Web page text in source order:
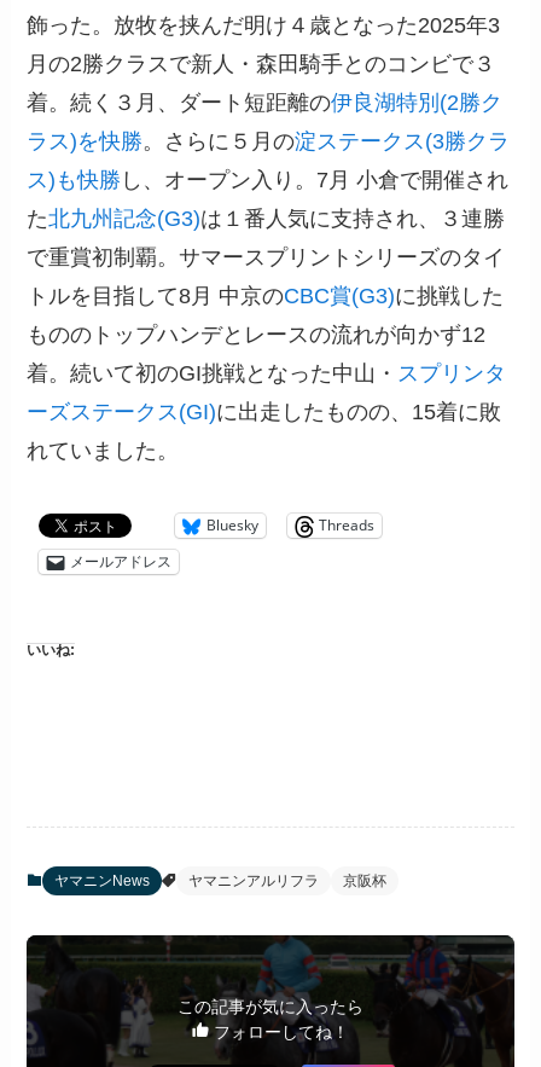
飾った。放牧を挟んだ明け４歳となった2025年3
月の2勝クラスで新人・森田騎手とのコンビで３
着。続く３月、ダート短距離の伊良湖特別(2勝ク
ラス)を快勝。さらに５月の淀ステークス(3勝クラ
ス)も快勝 し、オープン入り。7月 小倉で開催され
た北九州記念(G3)は１番人気に支持され、３連勝
で重賞初制覇。サマースプリントシリーズのタイ
トルを目指して8月 中京のCBC賞(G3)に挑戦した
もののトップハンデとレースの流れが向かず12
着。続いて初のGI挑戦となった中山・ スプリンタ
ーズステークス(GI)に出走したものの、15着に敗
れていました。
Bluesky
Threads
メールアドレス
いいね:
ヤマニンNews ヤマニンアルリフラ 京阪杯
この記事が気に入ったら
フォローしてね！